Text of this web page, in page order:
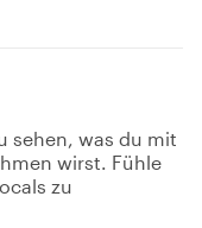
sehen, was du mit
wirst. Fühle
zu